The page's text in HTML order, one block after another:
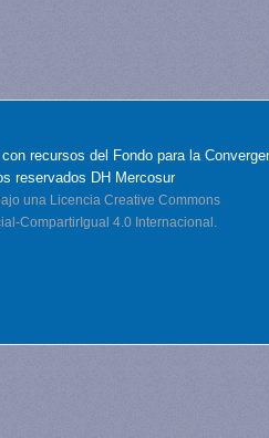
recursos del Fondo para la
reservados DH Mercosur
una Licencia Creative Commons
CompartirIgual 4.0 Internacional.